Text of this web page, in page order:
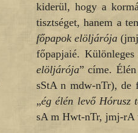
kiderül, hogy a
tisztséget, hanem a
főpapok elöljárója
főpapjaié.
elöljárója” címe.
sStA n mdw-nTr), de
„ég élén levő Hórusz
sA m Hwt-nTr, jmj-rA